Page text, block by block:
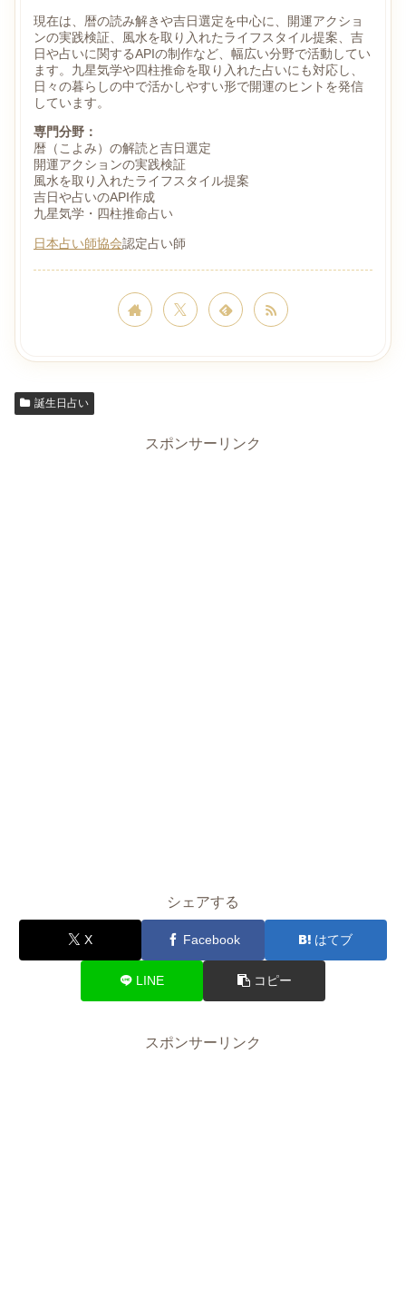
現在は、暦の読み解きや吉日選定を中心に、開運アクショ
ンの実践検証、風水を取り入れたライフスタイル提案、吉
日や占いに関するAPIの制作など、幅広い分野で活動してい
ます。九星気学や四柱推命を取り入れた占いにも対応し、
日々の暮らしの中で活かしやすい形で開運のヒントを発信
しています。
専門分野：
暦（こよみ）の解読と吉日選定
開運アクションの実践検証
風水を取り入れたライフスタイル提案
吉日や占いのAPI作成
九星気学・四柱推命占い
日本占い師協会認定占い師
誕生日占い
スポンサーリンク
シェアする
X Facebook はてブ
LINE コピー
スポンサーリンク